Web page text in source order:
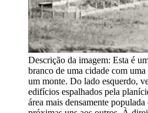
Descrição da imagem: Esta é
branco de uma cidade com
um monte. Do lado esquerdo,
edifícios espalhados pela
área mais densamente